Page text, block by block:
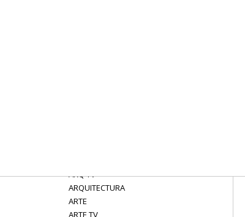
ARQ TV
ARQUITECTURA
ARTE
ARTE TV